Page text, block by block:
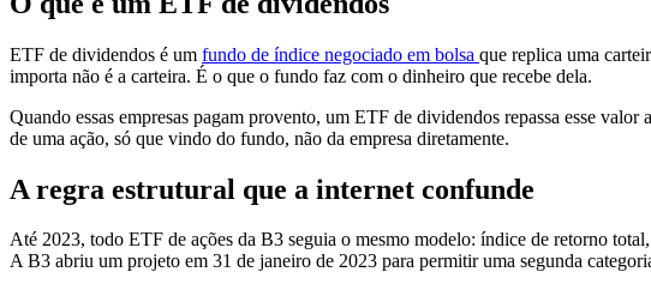
ETF de dividendos é um fundo de índice negociado em bolsa que replica uma
importa não é a carteira. É o que o fundo faz com o dinheiro que recebe dela.
Quando essas empresas pagam provento, um ETF de dividendos repassa esse
de uma ação, só que vindo do fundo, não da empresa diretamente.
A regra estrutural que a internet confunde
Até 2023, todo ETF de ações da B3 seguia o mesmo modelo: índice de retorno
A B3 abriu um projeto em 31 de janeiro de 2023 para permitir uma segunda